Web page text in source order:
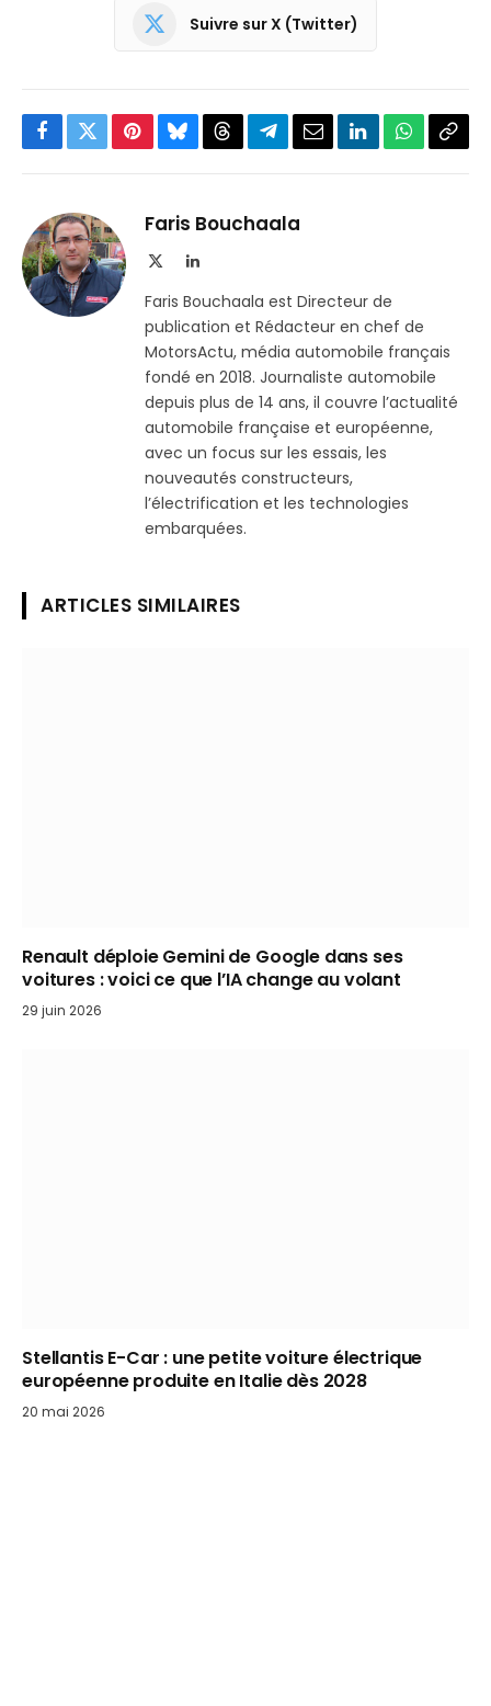
Suivre sur X (Twitter)
Facebook
TwitterPinterestBlueskyThreadsPartager
Telegram
EmailLinkedInWhatsApp
Faris Bouchaala
LinkedIn
Faris Bouchaala est Directeur de
publication et Rédacteur en chef de
MotorsActu, média automobile français
fondé en 2018. Journaliste automobile
depuis plus de 14 ans, il couvre l’actualité
automobile française et européenne,
avec un focus sur les essais, les
nouveautés constructeurs,
l’électrification et les technologies
embarquées.
ARTICLES SIMILAIRES
Renault déploie Gemini de Google dans ses
voitures : voici ce que l’IA change au volant
29 juin 2026
Stellantis E-Car : une petite voiture électrique
européenne produite en Italie dès 2028
20 mai 2026